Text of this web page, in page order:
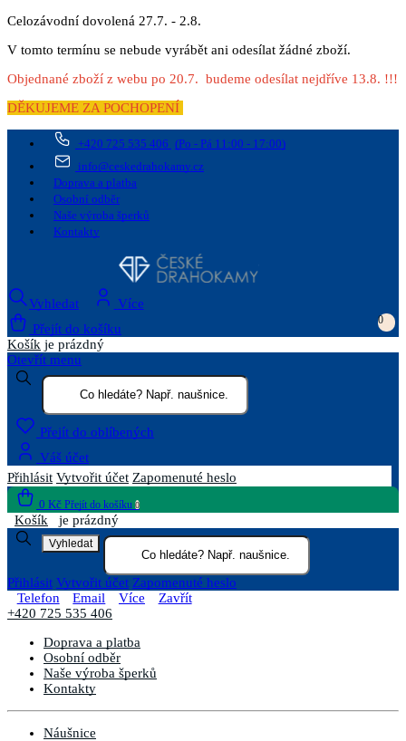
Celozávodní dovolená 27.7. - 2.8.
V tomto termínu se nebude vyrábět ani odesílat žádné zboží.
Objednané zboží z webu po 20.7. budeme odesílat nejdříve 13.8. !!!
DĚKUJEME ZA POCHOPENÍ
+420 725 535 406 (Po - Pá 11:00 - 17:00)
info@ceskedrahokamy.cz
Doprava a platba
Osobní odběr
Naše výroba šperků
Kontakty
Vyhledat
Více
Přejít do košíku
0
Košík je prázdný
Otevřít menu
Přejít do oblíbených
Váš účet
Přihlásit Vytvořit účet Zapomenuté heslo
0 Kč Přejít do košíku 0
Košík je prázdný
Vyhledat
Přihlásit Vytvořit účet Zapomenuté heslo
Telefon
Email Více
Zavřít
+420 725 535 406
Doprava a platba
Osobní odběr
Naše výroba šperků
Kontakty
Náušnice